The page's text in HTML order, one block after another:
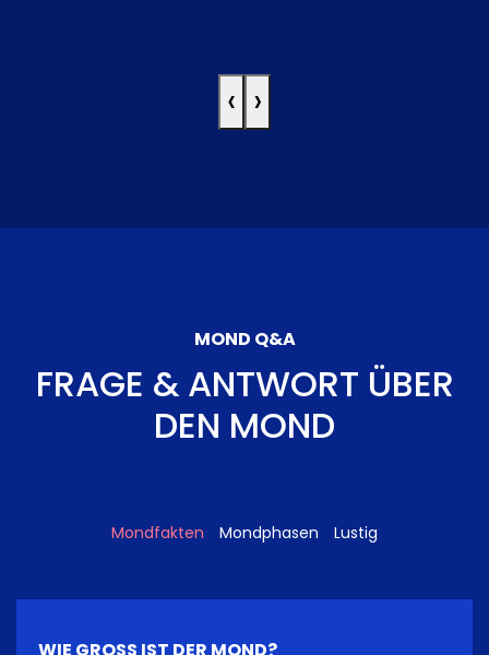
‹ ›
MOND Q&A
FRAGE & ANTWORT ÜBER
DEN MOND
Mondfakten Mondphasen Lustig